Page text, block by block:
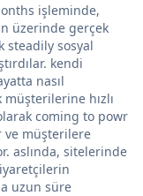
işleminde,
üzerinde gerçek
steadily sosyal
kendi
nasıl
hızlı
coming to powr
müşterilere
aslında, sitelerinde
uzun süre